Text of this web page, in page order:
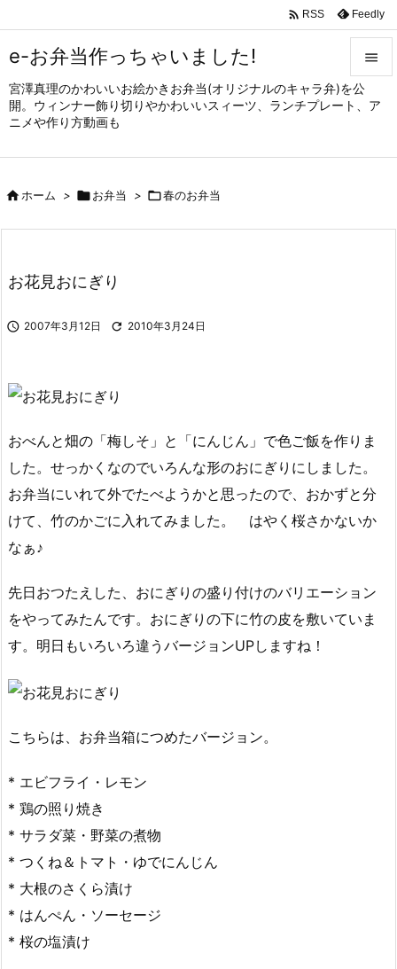
e-お弁当作っちゃいました!
宮澤真理のかわいいお絵かきお弁当(オリジナルのキャラ弁)を公
開。ウィンナー飾り切りやかわいいスィーツ、ランチプレート、ア
ニメや作り方動画も


メニュ
サイド

 RSS Feedly
ホーム > お弁当 > 春のお弁当
お花見おにぎり
 2007年3月12日  2010年3月24日
おべんと畑の「梅しそ」と「にんじん」で色ご飯を作りま
した。せっかくなのでいろんな形のおにぎりにしました。
お弁当にいれて外でたべようかと思ったので、おかずと分
けて、竹のかごに入れてみました。 はやく桜さかないか
なぁ♪
先日おつたえした、おにぎりの盛り付けのバリエーション
をやってみたんです。おにぎりの下に竹の皮を敷いていま
す。明日もいろいろ違うバージョンUPしますね！
こちらは、お弁当箱につめたバージョン。
* エビフライ・レモン
* 鶏の照り焼き
* サラダ菜・野菜の煮物
* つくね＆トマト・ゆでにんじん
* 大根のさくら漬け
* はんぺん・ソーセージ
* 桜の塩漬け